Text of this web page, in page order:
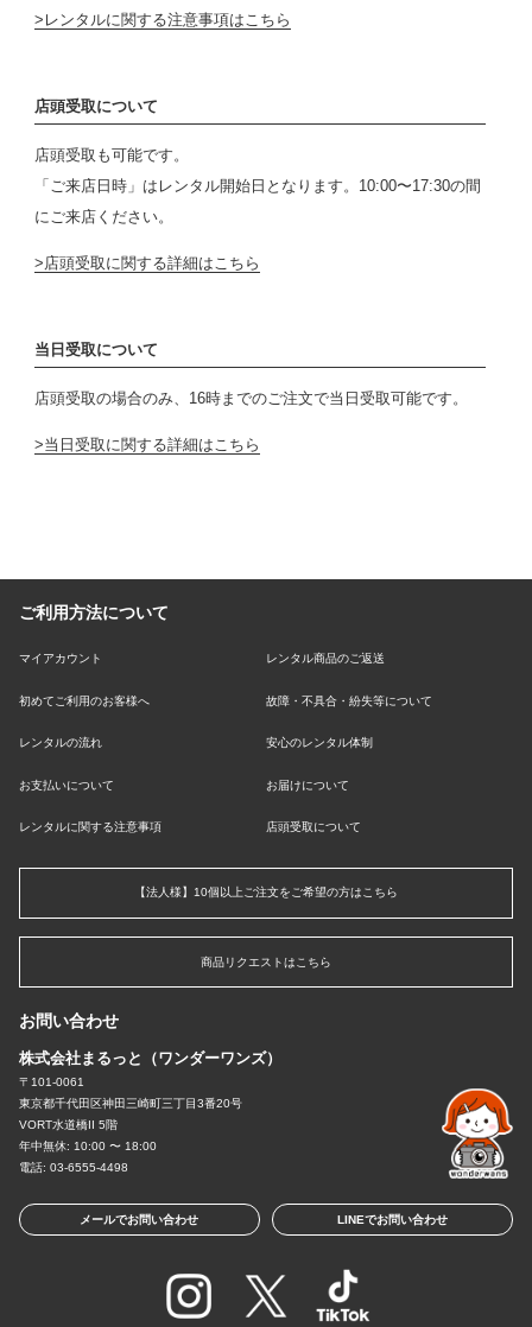
レンタルに関する注意事項はこちら
店頭受取について
店頭受取も可能です。
「ご来店日時」はレンタル開始日となります。10:00〜17:30の間
にご来店ください。
店頭受取に関する詳細はこちら
当日受取について
店頭受取の場合のみ、16時までのご注文で当日受取可能です。
当日受取に関する詳細はこちら
ご利用方法について
マイアカウント レンタル商品のご返送
初めてご利用のお客様へ 故障・不具合・紛失等について
レンタルの流れ 安心のレンタル体制
お支払いについて お届けについて
レンタルに関する注意事項 店頭受取について
【法人様】10個以上ご注文をご希望の方はこちら
商品リクエストはこちら
お問い合わせ
株式会社まるっと（ワンダーワンズ）
〒101-0061
東京都千代田区神田三崎町三丁目3番20号
VORT水道橋II 5階
年中無休: 10:00 〜 18:00
電話: 03-6555-4498
メールでお問い合わせ LINEでお問い合わせ